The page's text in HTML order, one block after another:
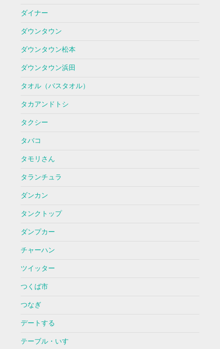
ダイナー
ダウンタウン
ダウンタウン松本
ダウンタウン浜田
タオル（バスタオル）
タカアンドトシ
タクシー
タバコ
タモリさん
タランチュラ
ダンカン
タンクトップ
ダンプカー
チャーハン
ツイッター
つくば市
つなぎ
デートする
テーブル・いす